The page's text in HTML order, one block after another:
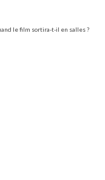
le film sortira-t-il en salles ?